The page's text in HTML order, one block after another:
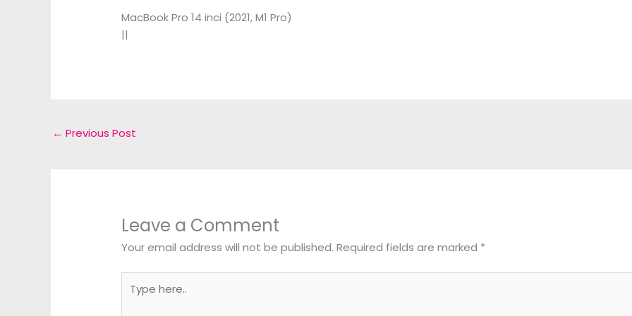
MacBook Pro 14 inci (2021, M1 Pro)
||
← Previous Post
Leave a Comment
Your email address will not be published. Required fields are marked *
here..